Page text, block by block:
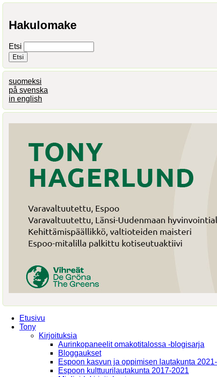
Hakulomake
Etsi
suomeksi
på svenska
in english
Etusivu
Tony
Kirjoituksia
Aurinkopaneelit omakotitalossa -blogisarja
Bloggaukset
Espoon kasvun ja oppimisen lautakunta
Espoon kulttuurilautakunta 2017-2021